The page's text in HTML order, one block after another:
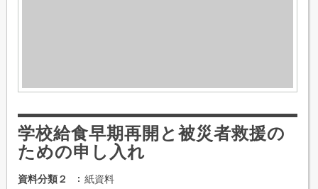
学校給食早期再開と被災者救援の
ための申し入れ
資料分類２ 紙資料